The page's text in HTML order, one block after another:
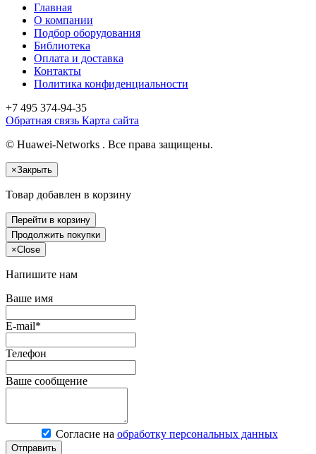
Главная
О компании
Подбор оборудования
Библиотека
Оплата и доставка
Контакты
Политика конфиденциальности
+7 495 374-94-35
Обратная связь Карта сайта
© Huawei-Networks . Все права защищены.
×Закрыть
Товар добавлен в корзину
Перейти в корзину
Продолжить покупки
×Close
Напишите нам
Ваше имя
E-mail*
Телефон
Ваше сообщение
Согласие на обработку персональных данных
Отправить